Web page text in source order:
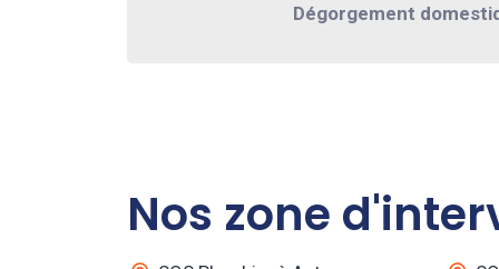
Dégorgement
Nos zone